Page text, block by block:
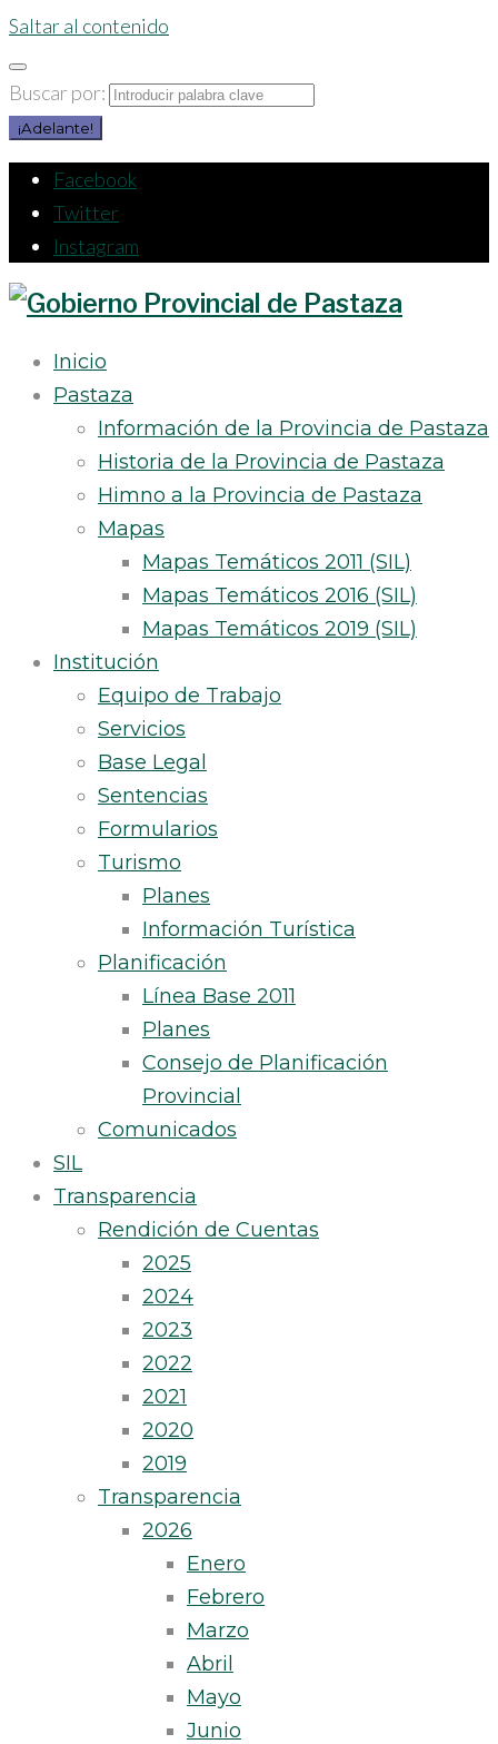
Saltar al contenido
Buscar por:
¡Adelante!
Facebook
Twitter
Instagram
Inicio
Pastaza
Información de la Provincia de Pastaza
Historia de la Provincia de Pastaza
Himno a la Provincia de Pastaza
Mapas
Mapas Temáticos 2011 (SIL)
Mapas Temáticos 2016 (SIL)
Mapas Temáticos 2019 (SIL)
Institución
Equipo de Trabajo
Servicios
Base Legal
Sentencias
Formularios
Turismo
Planes
Información Turística
Planificación
Línea Base 2011
Planes
Consejo de Planificación
Provincial
Comunicados
SIL
Transparencia
Rendición de Cuentas
2025
2024
2023
2022
2021
2020
2019
Transparencia
2026
Enero
Febrero
Marzo
Abril
Mayo
Junio